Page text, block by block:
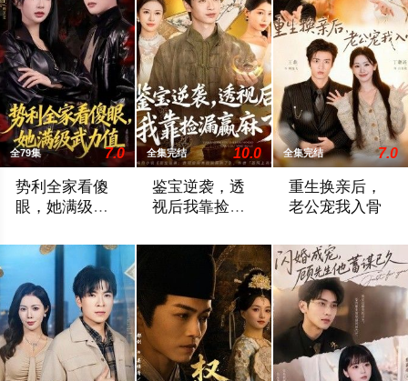
全79集 7.0
势利全家看傻
眼，她满级武
全集完结 10.0
鉴宝逆袭，透
视后我靠捡漏
全集完结 7.0
重生换亲后，
老公宠我入骨